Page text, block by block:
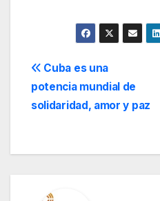
Navegación
de
Cuba es una
potencia mundial de
solidaridad, amor y paz